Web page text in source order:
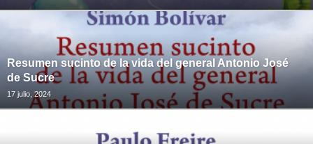
Resumen sucinto de la vida del general Antonio José
de Sucre
17 julio, 2024